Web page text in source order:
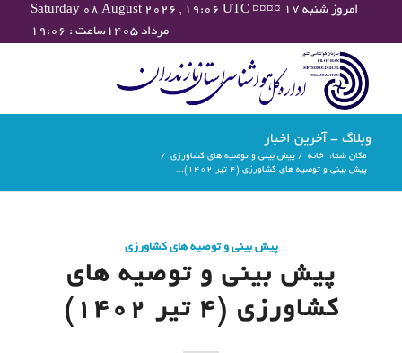
Saturday 08 August 2026 , 19:06 UTC ¤¤¤¤ امروز شنبه ۱۷
مرداد ۱۴۰۵ساعت : ۱۹:۰۶
وبلاگ - آخرین اخبار
مکان شما: خانه / پیش بینی و توصیه های کشاورزی /
پیش بینی و توصیه های کشاورزی (4 تیر ۱۴۰۲)...
پیش بینی و توصیه های کشاورزی
پیش بینی و توصیه های
کشاورزی (4 تیر ۱۴۰۲)